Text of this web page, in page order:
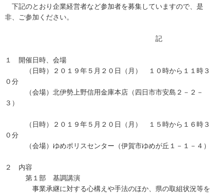
下記のとおり企業経営者など参加者を募集していますので、是
非、ご参加ください。
記
１ 開催日時、会場
（日時）２０１９年５月２０日（月） １０時から１１時３
０分
（会場）北伊勢上野信用金庫本店（四日市市安島２－２－
３）
（日時）２０１９年５月２０日（月） １５時から１６時３
０分
（会場）ゆめポリスセンター（伊賀市ゆめが丘１－１－４）
２ 内容
第１部 基調講演
事業承継に対する心構えや手法のほか、県の取組状況等を